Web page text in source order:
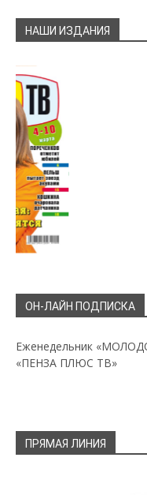
НАШИ ИЗДАНИЯ
ОН-ЛАЙН ПОДПИСКА
Еженедельник
«ПЕНЗА ПЛЮС ТВ»
ПРЯМАЯ ЛИНИЯ